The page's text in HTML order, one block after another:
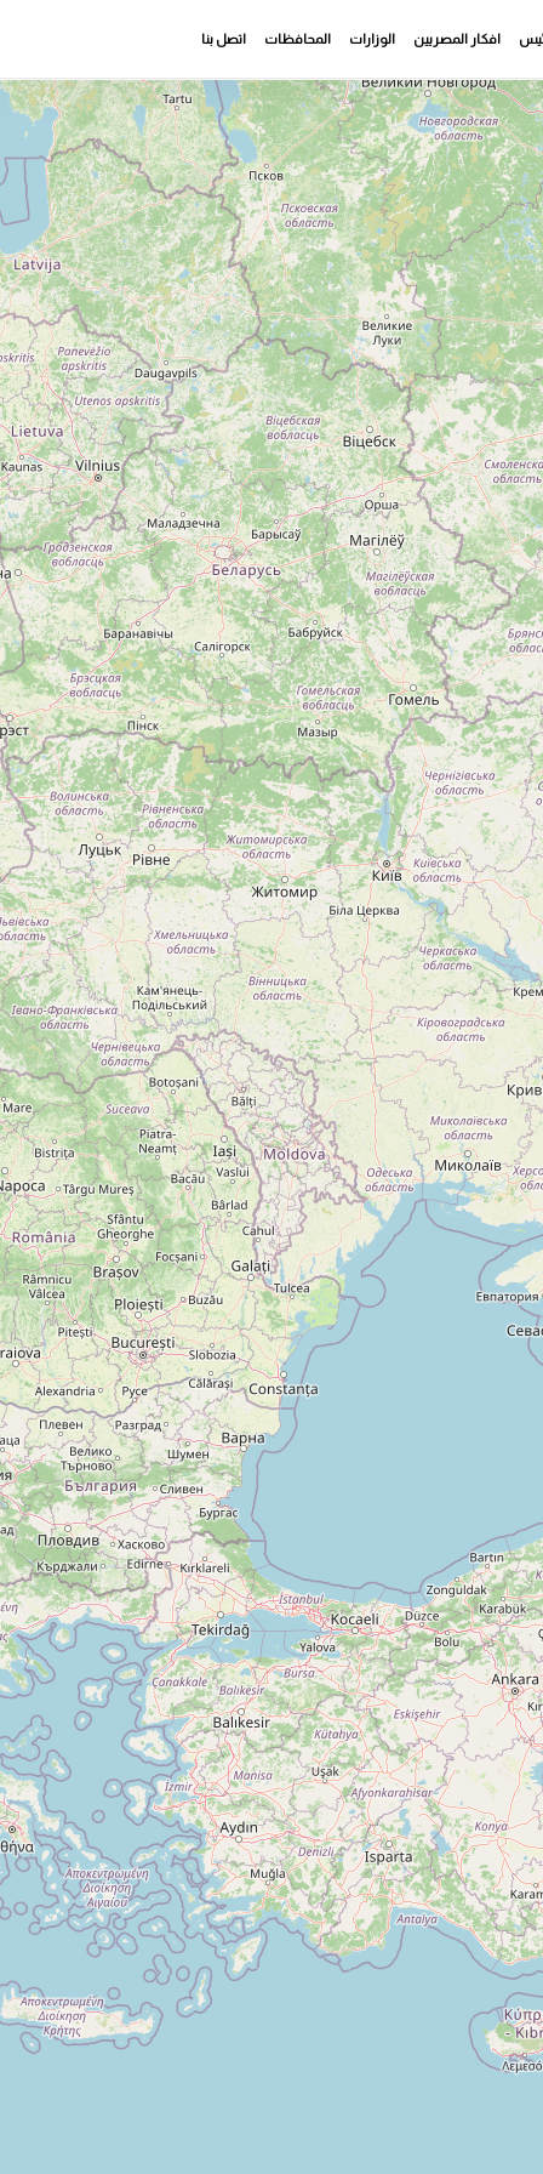
افكار المصريين الوزارات المحافظات اتصل بنا